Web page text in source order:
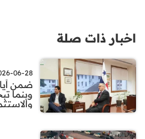
اخبار ذات صلة
06-28 | 12:03
ضمن
وبنما